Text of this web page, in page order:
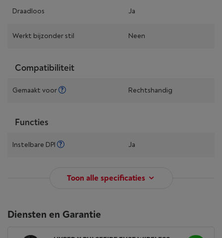
Draadloos Ja
Werkt bijzonder stil Neen
Compatibiliteit
Gemaakt voor Rechtshandig
Functies
Instelbare DPI Ja
Toon alle specificaties
Diensten en Garantie